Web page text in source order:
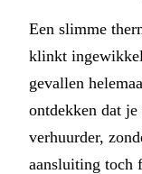
Een slimme
klinkt
gevallen
ontdekken dat
verhuurder,
aansluiting toch